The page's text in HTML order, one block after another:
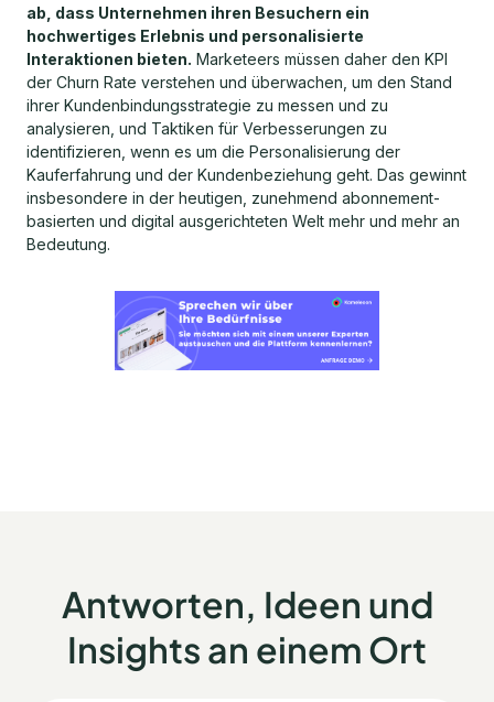
ab, dass Unternehmen ihren Besuchern ein
hochwertiges Erlebnis und personalisierte
Interaktionen bieten. Marketeers müssen daher den KPI
der Churn Rate verstehen und überwachen, um den Stand
ihrer Kundenbindungsstrategie zu messen und zu
analysieren, und Taktiken für Verbesserungen zu
identifizieren, wenn es um die Personalisierung der
Kauferfahrung und der Kundenbeziehung geht. Das gewinnt
insbesondere in der heutigen, zunehmend abonnement-
basierten und digital ausgerichteten Welt mehr und mehr an
Bedeutung.
Antworten, Ideen und
Insights an einem Ort